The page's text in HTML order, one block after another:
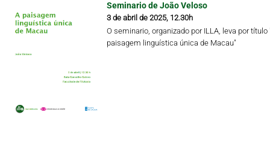
Seminario de João Veloso
3 de abril de 2025, 12.30h
O seminario, organizado por ILLA, leva por título
paisagem linguística única de Macau"